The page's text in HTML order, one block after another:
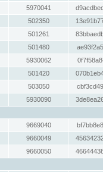
5970041
502350
501261
501480
5930062
501420
503050
5930090
9669040
9660049
9660050